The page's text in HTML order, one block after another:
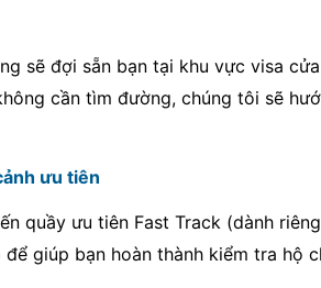
sẽ đợi sẵn bạn tại khu vực visa
cần tìm đường, chúng tôi sẽ
ưu tiên
quầy ưu tiên Fast Track (dành
giúp bạn hoàn thành kiểm tra hộ